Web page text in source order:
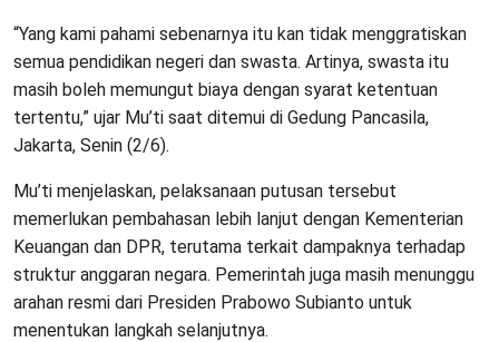
“Yang kami pahami sebenarnya itu kan tidak menggratiskan
semua pendidikan negeri dan swasta. Artinya, swasta itu
masih boleh memungut biaya dengan syarat ketentuan
tertentu,” ujar Mu’ti saat ditemui di Gedung Pancasila,
Jakarta, Senin (2/6).
Mu’ti menjelaskan, pelaksanaan putusan tersebut
memerlukan pembahasan lebih lanjut dengan Kementerian
Keuangan dan DPR, terutama terkait dampaknya terhadap
struktur anggaran negara. Pemerintah juga masih menunggu
arahan resmi dari Presiden Prabowo Subianto untuk
menentukan langkah selanjutnya.